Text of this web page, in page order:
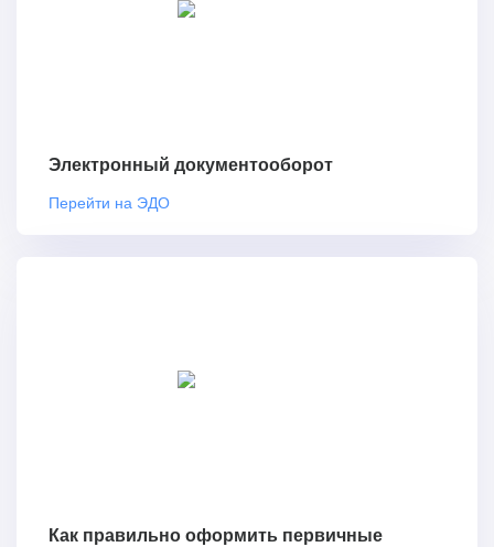
Электронный документооборот
Перейти на ЭДО
Как правильно оформить первичные